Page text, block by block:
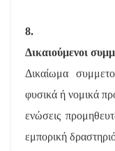
8.
Δικαιούμενοι
Δικαίωμα
φυσικά ή νομικά
ενώσεις
εμπορική